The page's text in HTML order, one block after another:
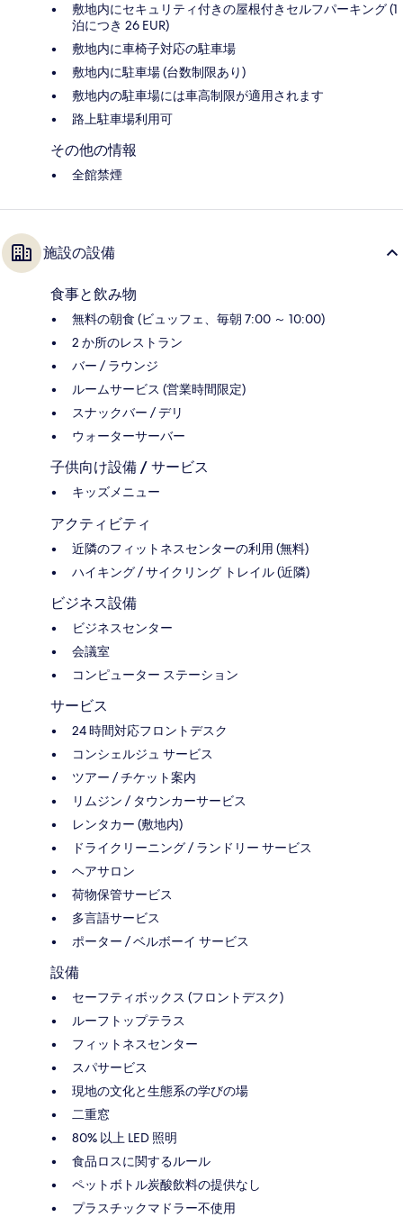
敷地内にセキュリティ付きの屋根付きセルフパーキング (1
泊につき 26 EUR)
敷地内に車椅子対応の駐車場
敷地内に駐車場 (台数制限あり)
敷地内の駐車場には車高制限が適用されます
路上駐車場利用可
その他の情報
全館禁煙
施設の設備
食事と飲み物
無料の朝食 (ビュッフェ、毎朝 7:00 ～ 10:00)
2 か所のレストラン
バー / ラウンジ
ルームサービス (営業時間限定)
スナックバー / デリ
ウォーターサーバー
子供向け設備 / サービス
キッズメニュー
アクティビティ
近隣のフィットネスセンターの利用 (無料)
ハイキング / サイクリング トレイル (近隣)
ビジネス設備
ビジネスセンター
会議室
コンピューター ステーション
サービス
24 時間対応フロントデスク
コンシェルジュ サービス
ツアー / チケット案内
リムジン / タウンカーサービス
レンタカー (敷地内)
ドライクリーニング / ランドリー サービス
ヘアサロン
荷物保管サービス
多言語サービス
ポーター / ベルボーイ サービス
設備
セーフティボックス (フロントデスク)
ルーフトップテラス
フィットネスセンター
スパサービス
現地の文化と生態系の学びの場
二重窓
80% 以上 LED 照明
食品ロスに関するルール
ペットボトル炭酸飲料の提供なし
プラスチックマドラー不使用